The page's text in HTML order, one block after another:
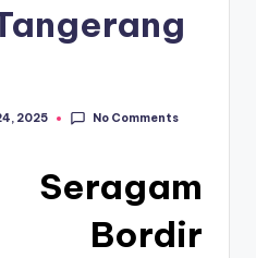
2025 No Comments
Seragam
Bordir